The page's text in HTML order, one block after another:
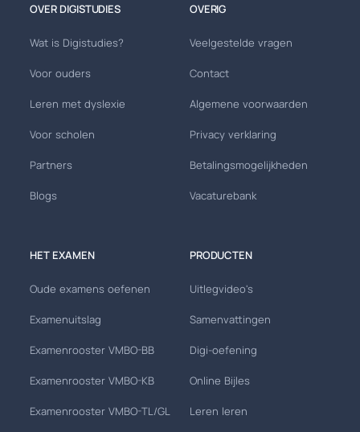
OVER DIGISTUDIES
Wat is Digistudies?
Voor ouders
Leren met dyslexie
Voor scholen
Partners
Blogs
OVERIG
Veelgestelde vragen
Contact
Algemene voorwaarden
Privacy verklaring
Betalingsmogelijkheden
Vacaturebank
HET EXAMEN
Oude examens oefenen
Examenuitslag
Examenrooster VMBO-BB
Examenrooster VMBO-KB
Examenrooster VMBO-TL/GL
PRODUCTEN
Uitlegvideo's
Samenvattingen
Digi-oefening
Online Bijles
Leren leren